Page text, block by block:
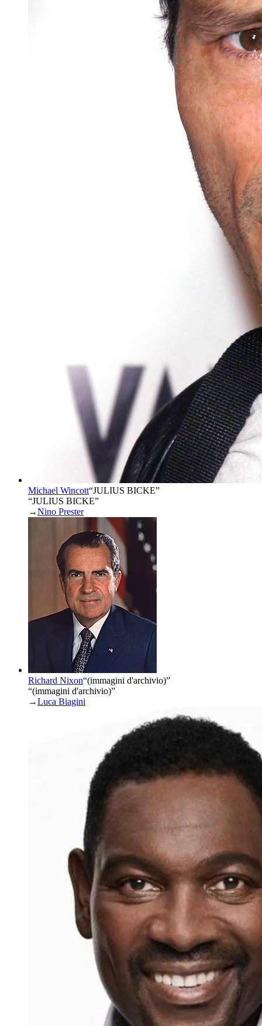
Michael Wincott“JULIUS BICKE”
“JULIUS BICKE”
→Nino Prester
Richard Nixon“(immagini d'archivio)”
“(immagini d'archivio)”
→Luca Biagini